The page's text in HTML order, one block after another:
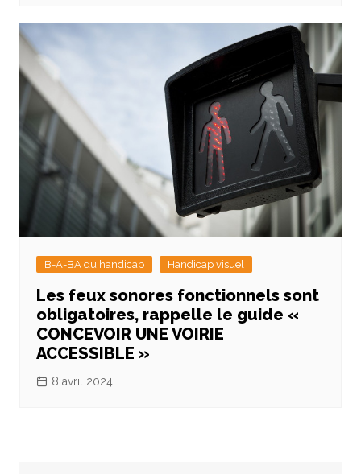
B-A-BA du handicap Handicap visuel
Les feux sonores fonctionnels sont
obligatoires, rappelle le guide «
CONCEVOIR UNE VOIRIE
ACCESSIBLE »
8 avril 2024